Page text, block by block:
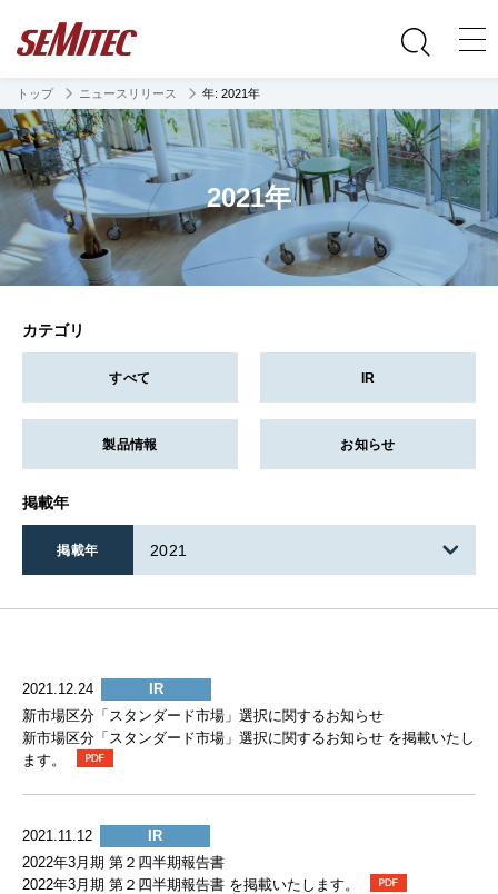
トップ ニュースリリース 年: 2021年
2021年
カテゴリ
すべて IR
製品情報 お知らせ
掲載年
掲載年 2021
2021.12.24
IR
新市場区分「スタンダード市場」選択に関するお知らせ
新市場区分「スタンダード市場」選択に関するお知らせ を掲載いたし
ます。
2021.11.12
IR
2022年3月期 第２四半期報告書
2022年3月期 第２四半期報告書 を掲載いたします。